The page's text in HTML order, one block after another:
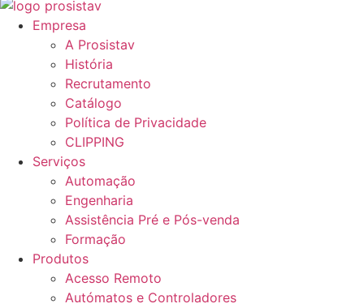
Empresa
A Prosistav
História
Recrutamento
Catálogo
Política de Privacidade
CLIPPING
Serviços
Automação
Engenharia
Assistência Pré e Pós-venda
Formação
Produtos
Acesso Remoto
Autómatos e Controladores